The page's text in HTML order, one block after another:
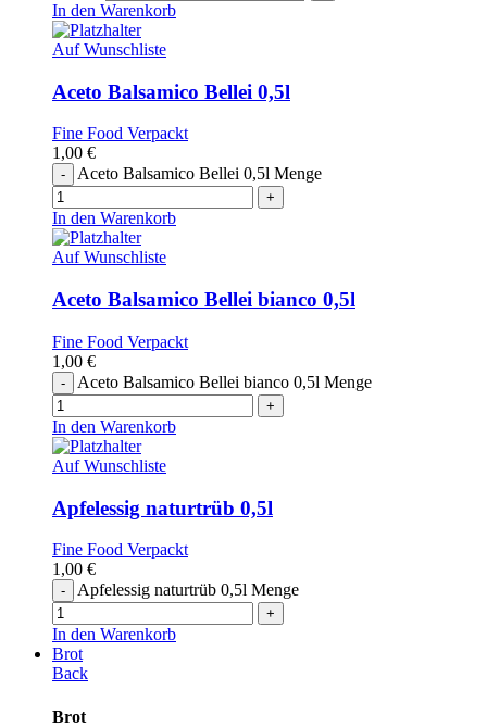
In den Warenkorb
Auf Wunschliste
Aceto Balsamico Bellei 0,5l
Fine Food Verpackt
1,00 €
Aceto Balsamico Bellei 0,5l Menge
In den Warenkorb
Auf Wunschliste
Aceto Balsamico Bellei bianco 0,5l
Fine Food Verpackt
1,00 €
Aceto Balsamico Bellei bianco 0,5l Menge
In den Warenkorb
Auf Wunschliste
Apfelessig naturtrüb 0,5l
Fine Food Verpackt
1,00 €
Apfelessig naturtrüb 0,5l Menge
In den Warenkorb
Brot
Back
Brot